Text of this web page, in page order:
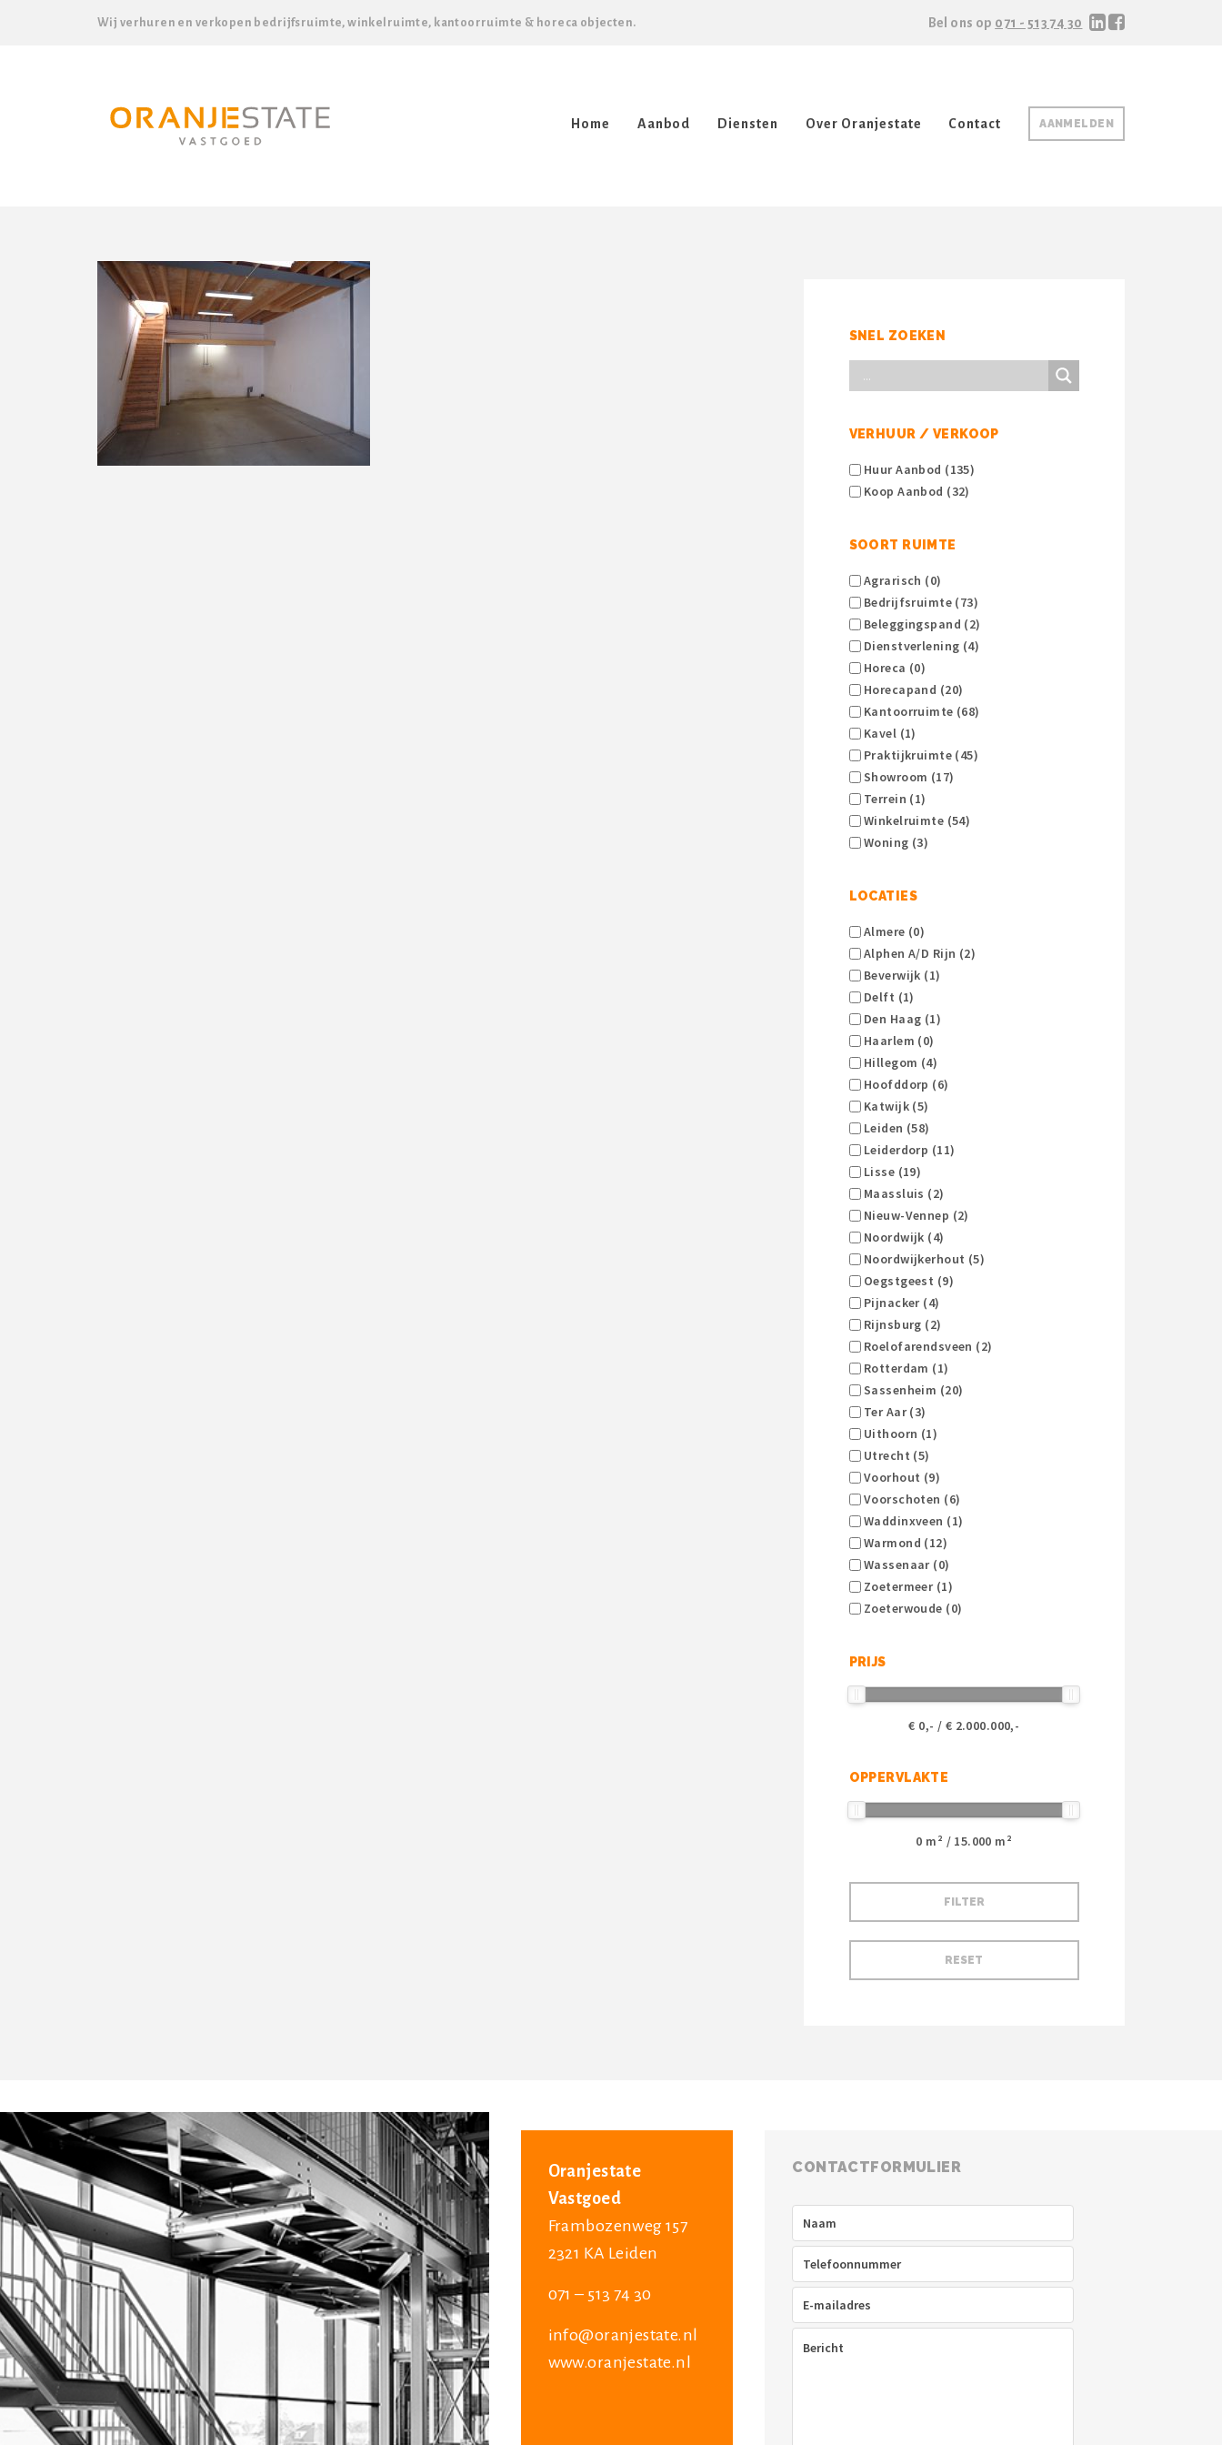
Wij verhuren en verkopen bedrijfsruimte, winkelruimte, kantoorruimte & horeca objecten. Bel ons op 071 - 513 74 30
AANMELDEN
Home Aanbod Diensten Over Oranjestate Contact
SNEL ZOEKEN
VERHUUR / VERKOOP
Huur Aanbod (135)
Koop Aanbod (32)
SOORT RUIMTE
Agrarisch (0)
Bedrijfsruimte (73)
Beleggingspand (2)
Dienstverlening (4)
Horeca (0)
Horecapand (20)
Kantoorruimte (68)
Kavel (1)
Praktijkruimte (45)
Showroom (17)
Terrein (1)
Winkelruimte (54)
Woning (3)
LOCATIES
Almere (0)
Alphen A/d Rijn (2)
Beverwijk (1)
Delft (1)
Den Haag (1)
Haarlem (0)
Hillegom (4)
Hoofddorp (6)
Katwijk (5)
Leiden (58)
Leiderdorp (11)
Lisse (19)
Maassluis (2)
Nieuw-Vennep (2)
Noordwijk (4)
Noordwijkerhout (5)
Oegstgeest (9)
Pijnacker (4)
Rijnsburg (2)
Roelofarendsveen (2)
Rotterdam (1)
Sassenheim (20)
Ter Aar (3)
Uithoorn (1)
Utrecht (5)
Voorhout (9)
Voorschoten (6)
Waddinxveen (1)
Warmond (12)
Wassenaar (0)
Zoetermeer (1)
Zoeterwoude (0)
PRIJS
€ 0,- / € 2.000.000,-
OPPERVLAKTE
0 m² / 15.000 m²
Oranjestate
Vastgoed
Frambozenweg 157
2321 KA Leiden
071 – 513 74 30
info@oranjestate.nl
www.oranjestate.nl
CONTACTFORMULIER
Telefoon
mailadres(Vereist)